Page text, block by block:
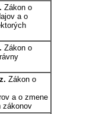
Zákon o
a o
Zákon o
Zákon o
a o zmene
zákonov